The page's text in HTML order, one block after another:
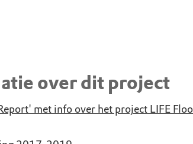
over dit project
met info over het project LIFE